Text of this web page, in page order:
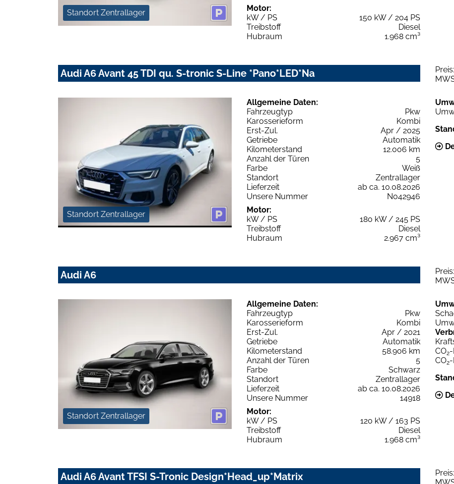
Standort Zentrallager
Motor:
kW / PS
150 kW / 204 PS
Treibstoff
Diesel
Hubraum
1.968 cm³
Audi A6 Avant 45 TDI qu. S-tronic S-Line *Pano*LED*Na Preis:
Standort Zentrallager
Allgemeine Daten:
Fahrzeugtyp
Pkw
Karosserieform
Kombi
Erst-Zul.
Apr / 2025
Getriebe
Automatik
Kilometerstand
12.006 km
Anzahl der Türen
5
Farbe
Weiß
Standort
Zentrallager
Lieferzeit
ab ca. 10.08.2026
Unsere Nummer
N042946
Motor:
kW / PS
180 kW / 245 PS
Treibstoff
Diesel
Hubraum
2.967 cm³
Audi A6 Preis:
Standort Zentrallager
Allgemeine Daten:
Fahrzeugtyp
Pkw
Karosserieform
Kombi
Erst-Zul.
Apr / 2021
Getriebe
Automatik
Kilometerstand
58.906 km
Anzahl der Türen
5
Farbe
Schwarz
Standort
Zentrallager
Lieferzeit
ab ca. 10.08.2026
Unsere Nummer
14918
Motor:
kW / PS
120 kW / 163 PS
Treibstoff
Diesel
Hubraum
1.968 cm³
CO2
CO2
Audi A6 Avant TFSI S-Tronic Design*Head_up*Matrix Preis: